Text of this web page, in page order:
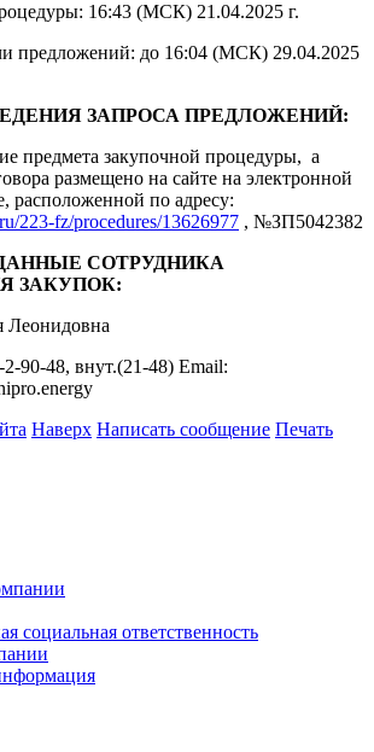
16:43 (МСК) 21.04.2025 г.
предложений: до 16:04 (МСК) 29.04.2025
ЗАПРОСА ПРЕДЛОЖЕНИЙ:
предмета закупочной процедуры, а
размещено на сайте на электронной
расположенной по адресу:
223-fz/procedures/13626977 , №ЗП5042382
СОТРУДНИКА
ЗАКУПОК:
Леонидовна
90-48, внут.(21-48) Email:
Наверх Написать сообщение Печать
социальная ответственность